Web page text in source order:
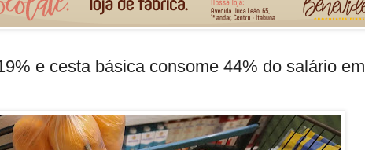
e cesta básica consome 44% do salário em